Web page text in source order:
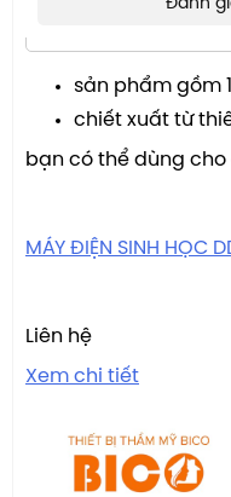
Đánh
NỘI DUNG
sản phẩm gồm
chiết xuất từ
bạn có thể dùng
MÁY ĐIỆN SINH HỌC
Liên hệ
Xem chi tiết